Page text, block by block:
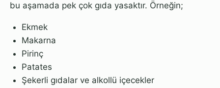
bu aşamada pek çok gıda yasaktır. Örneğin;
Ekmek
Makarna
Pirinç
Patates
Şekerli gıdalar ve alkollü içecekler